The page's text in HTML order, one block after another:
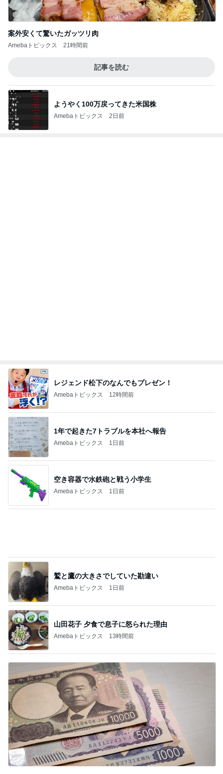
ようやく100万戻ってきた米国株
Amebaトピックス 2日前
空き容器で水鉄砲と戦う小学生
Amebaトピックス 1日前
鷲と鷹の大きさでしていた勘違い
Amebaトピックス 1日前
評価損益がマイナスから2000円
Amebaトピックス 1日前
記事を読む
お盆に咲いた天国からの贈り物
Amebaトピックス 2日前